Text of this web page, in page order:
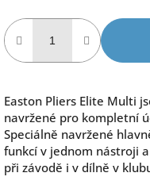
Easton Pliers Elite Multi
navržené pro kompletní
Speciálně navržené
funkcí v jednom nástroji
při závodě i v dílně v